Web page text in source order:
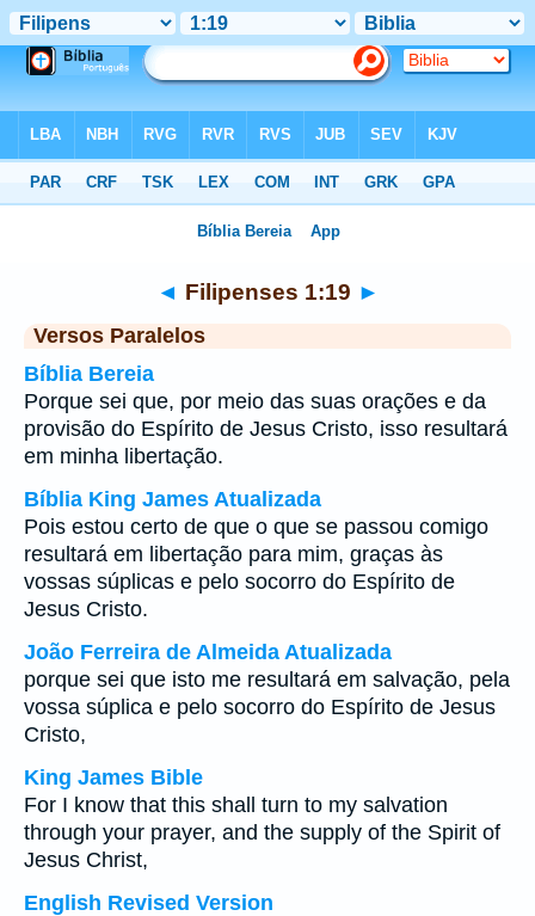
◄ Filipenses 1:19 ►
Versos Paralelos
Bíblia Bereia
Porque sei que, por meio das suas orações e da
provisão do Espírito de Jesus Cristo, isso resultará
em minha libertação.
Bíblia King James Atualizada
Pois estou certo de que o que se passou comigo
resultará em libertação para mim, graças às
vossas súplicas e pelo socorro do Espírito de
Jesus Cristo.
João Ferreira de Almeida Atualizada
porque sei que isto me resultará em salvação, pela
vossa súplica e pelo socorro do Espírito de Jesus
Cristo,
King James Bible
For I know that this shall turn to my salvation
through your prayer, and the supply of the Spirit of
Jesus Christ,
English Revised Version